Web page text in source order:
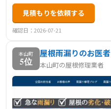
見積もりを依頼する
確認日：2026-07-21
本山町
5位
屋根雨漏りのお医
本山町の屋根修理業者